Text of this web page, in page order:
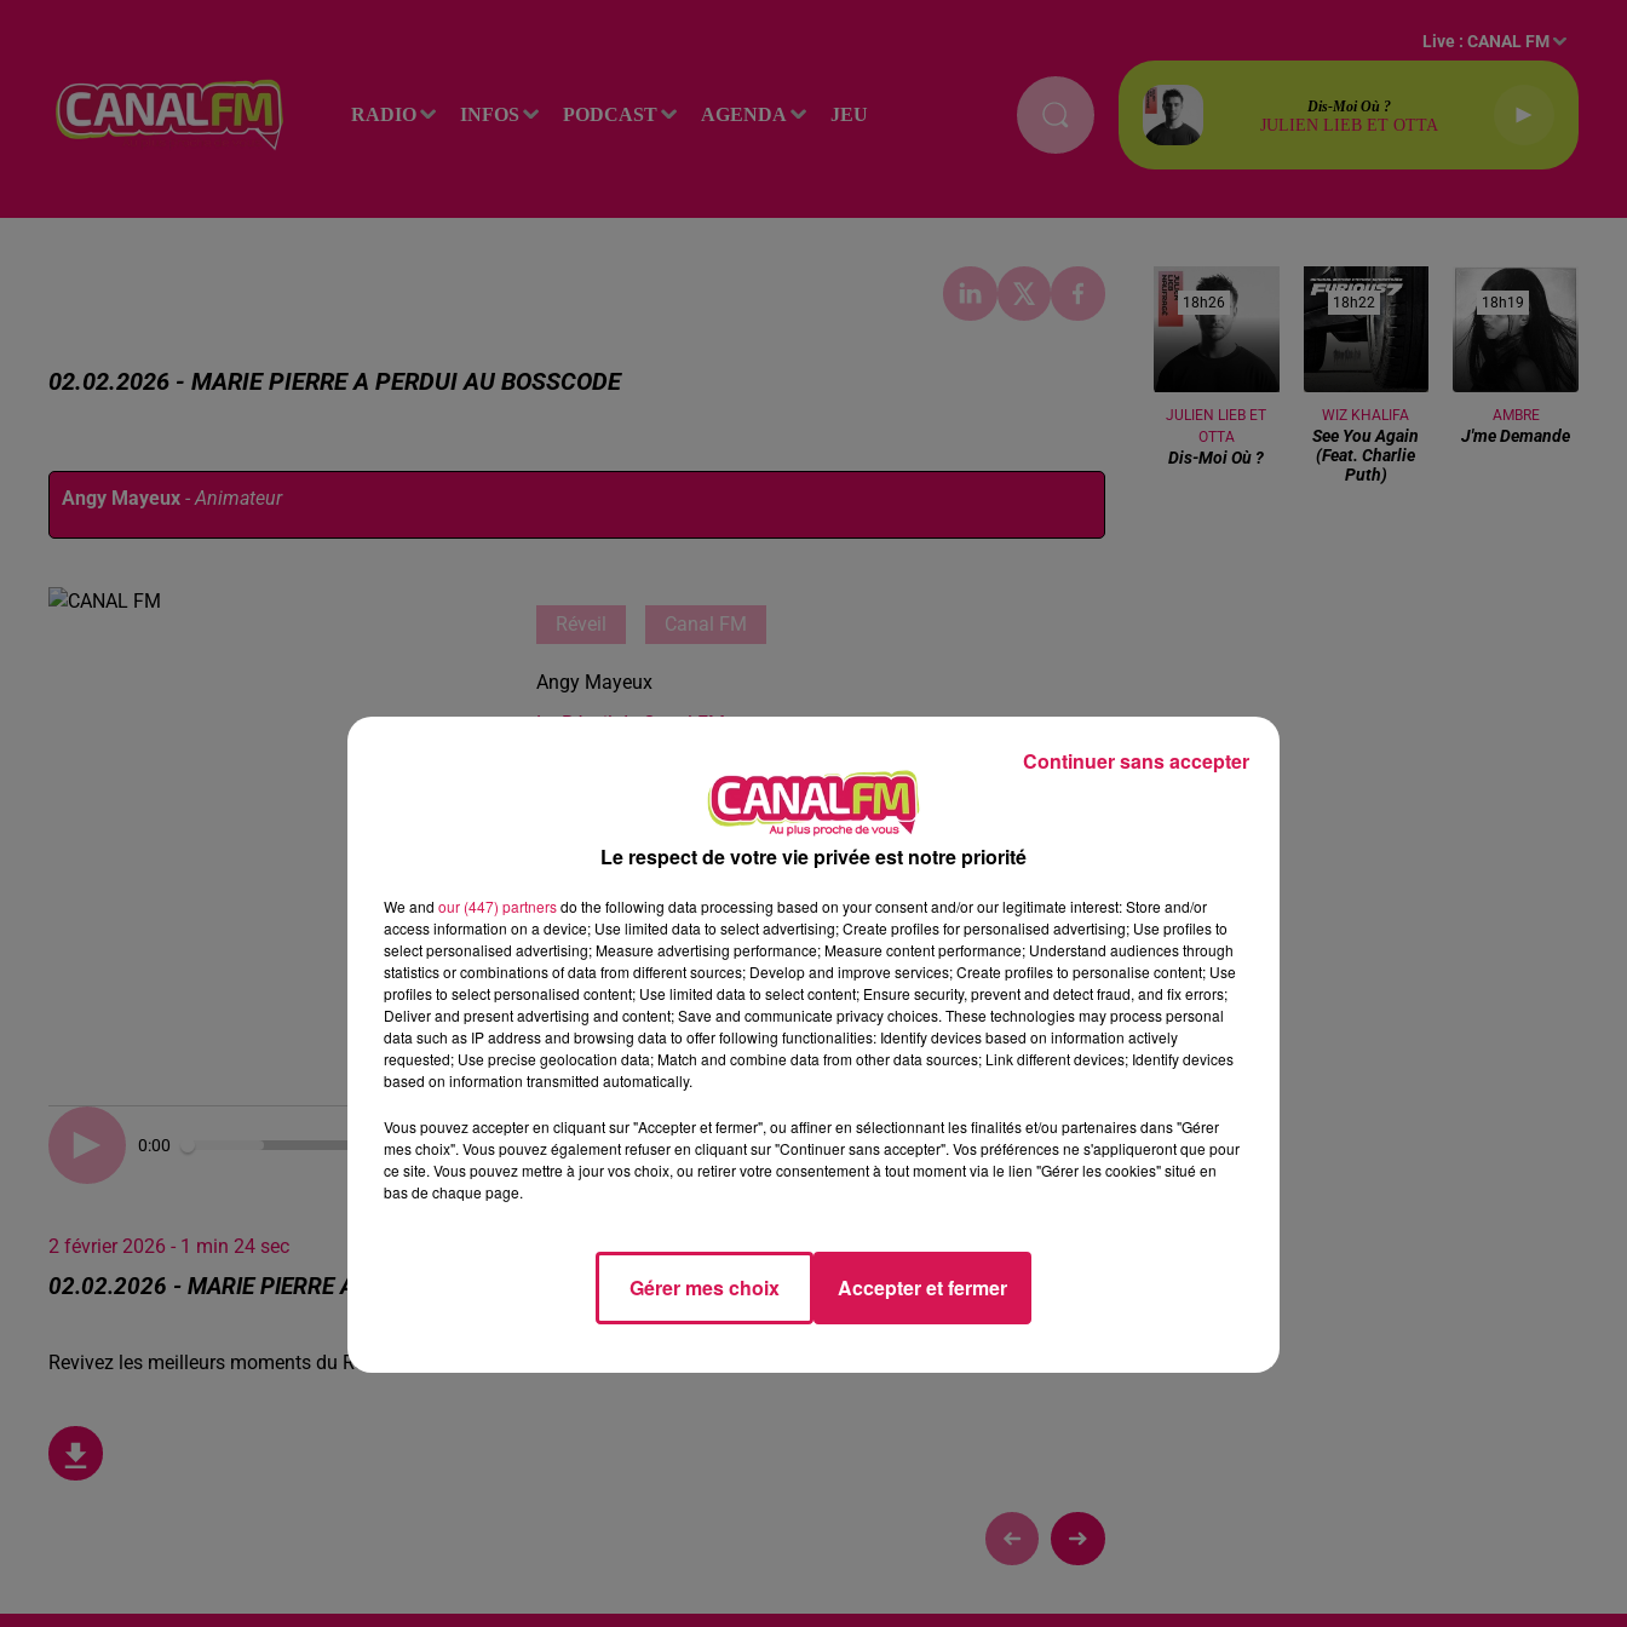
RADIO INFOS PODCAST AGENDA JEU
Live :CANAL FM
Dis-Moi Où ?
JULIEN LIEB ET OTTA
02.02.2026 - MARIE PIERRE A PERDUI AU BOSSCODE
Angy Mayeux - Animateur
Réveil Canal FM
Angy Mayeux
Le Réveil de Canal FM
0:00 1 min 24 sec
2 février 2026 - 1 min 24 sec
02.02.2026 - MARIE PIERRE A PERDUI AU BOSSCODE
Revivez les meilleurs moments du Réveil de Canal FM
18h26
18h26
JULIEN LIEB ET
OTTA
Dis-Moi Où ?
18h22
18h22
WIZ KHALIFA
See You Again
(feat. Charlie
Puth)
18h19
18h19
AMBRE
J'me Demande
Le respect de votre vie privée est notre priorité
We and our (447) partnersdo the following data processing based on your consent and/or our legitimate interest: Store and/or
access information on a device; Use limited data to select advertising; Create profiles for personalised advertising; Use profiles to
select personalised advertising; Measure advertising performance; Measure content performance; Understand audiences through
statistics or combinations of data from different sources; Develop and improve services; Create profiles to personalise content; Use
profiles to select personalised content; Use limited data to select content; Ensure security, prevent and detect fraud, and fix errors;
Deliver and present advertising and content; Save and communicate privacy choices. These technologies may process personal
data such as IP address and browsing data to offer following functionalities: Identify devices based on information actively
requested; Use precise geolocation data; Match and combine data from other data sources; Link different devices; Identify devices
based on information transmitted automatically.
Vous pouvez accepter en cliquant sur "Accepter et fermer", ou affiner en sélectionnant les finalités et/ou partenaires dans "Gérer
mes choix". Vous pouvez également refuser en cliquant sur "Continuer sans accepter". Vos préférences ne s'appliqueront que pour
ce site. Vous pouvez mettre à jour vos choix, ou retirer votre consentement à tout moment via le lien "Gérer les cookies" situé en
bas de chaque page.
Gérer mes choix Accepter et fermer
Continuer sans accepter